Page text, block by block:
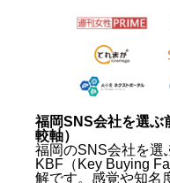
福岡SNS会社を選ぶ
較軸）
福岡のSNS会社を選
KBF（Key Buying
解です。感覚や知名